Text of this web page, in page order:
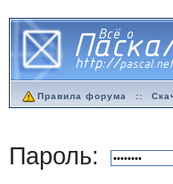
Правила форума ::
Пароль: